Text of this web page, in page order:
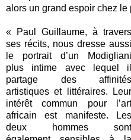
alors un grand espoir chez le
« Paul Guillaume, à travers
ses récits, nous dresse aussi
le portrait d’un Modigliani
plus intime avec lequel il
partage des affinités
artistiques et littéraires. Leur
intérêt commun pour
africain est manifeste. Les
deux hommes